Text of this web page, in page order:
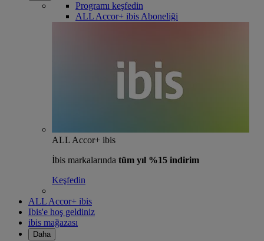
Programı keşfedin
ALL Accor+ ibis Aboneliği
ALL Accor+ ibis
İbis markalarında tüm yıl %15 indirim
Keşfedin
ALL Accor+ ibis
Ibis'e hoş geldiniz
ibis mağazası
Daha